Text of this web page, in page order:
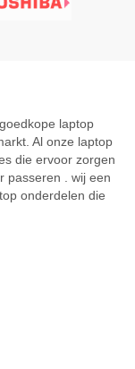
laptop
Al onze laptop
die ervoor zorgen
passeren . wij een
onderdelen die